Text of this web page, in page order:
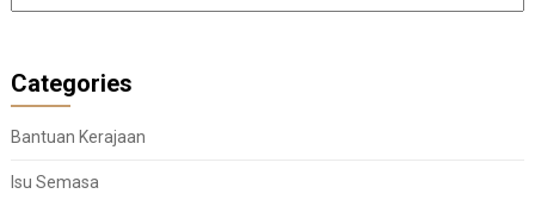
Categories
Bantuan Kerajaan
Isu Semasa